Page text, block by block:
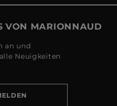
VON MARIONNAUD
an und
Neuigkeiten